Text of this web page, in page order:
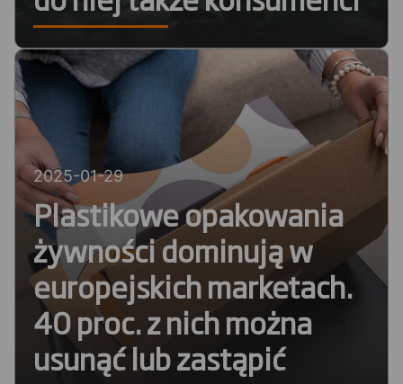
2025-01-29
Plastikowe opakowania
żywności dominują w
europejskich marketach.
40 proc. z nich można
usunąć lub zastąpić
2024-12-02